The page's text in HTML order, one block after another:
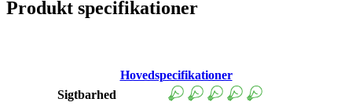
Produkt specifikationer
Hovedspecifikationer
Sigtbarhed